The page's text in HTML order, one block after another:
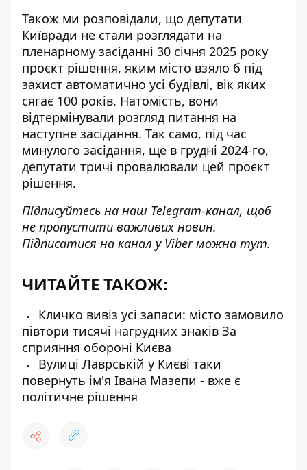
Також ми розповідали, що депутати
Київради не стали розглядати на
пленарному засіданні 30 січня 2025 року
проєкт рішення, яким місто взяло б під
захист автоматично усі будівлі, вік яких
сягає 100 років. Натомість, вони
відтермінували розгляд питання на
наступне засідання. Так само, під час
минулого засідання, ще в грудні 2024-го,
депутати тричі провалювали цей проєкт
рішення.
Підписуйтесь на наш Telegram-канал, щоб
не пропустити важливих новин.
Підписатися на канал у Viber можна тут.
ЧИТАЙТЕ ТАКОЖ:
Кличко вивіз усі запаси: місто замовило
півтори тисячі нагрудних знаків За
сприяння обороні Києва
Вулиці Лаврській у Києві таки
повернуть ім'я Івана Мазепи - вже є
політичне рішення